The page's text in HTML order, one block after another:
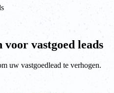
vastgoed leads
uw vastgoedlead te verhogen.